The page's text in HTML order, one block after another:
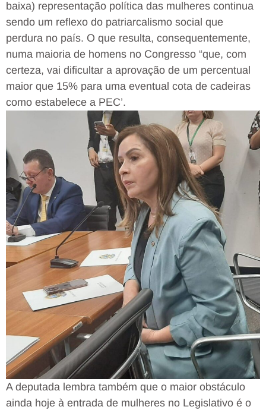
baixa) representação política das mulheres continua
sendo um reflexo do patriarcalismo social que
perdura no país. O que resulta, consequentemente,
numa maioria de homens no Congresso “que, com
certeza, vai dificultar a aprovação de um percentual
maior que 15% para uma eventual cota de cadeiras
como estabelece a PEC’.
A deputada lembra também que o maior obstáculo
ainda hoje à entrada de mulheres no Legislativo é o